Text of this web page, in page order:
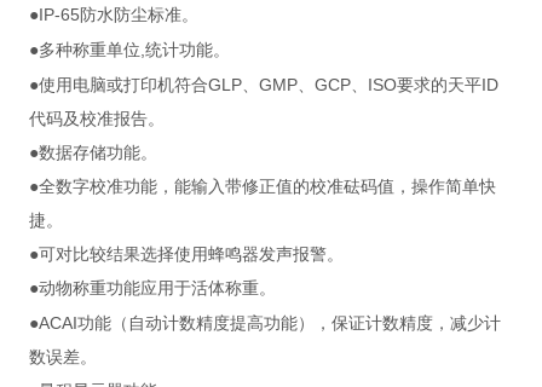
●IP-65 防水防尘标准。
●多种称重单位,统计功能。
●使用电脑或打印机符合GLP、 GMP、 GCP、 ISO要求的天平ID
代码及校准报告。
●数据存储功能。
●全数字校准功能，能输入带修正值的校准砝码值，操作简单快
捷。
●可对比较结果选择使用蜂鸣器发声报警。
●动物称重功能应用于活体称重。
●ACAI功能（自动计数精度提高功能），保证计数精度，减少计
数误差。